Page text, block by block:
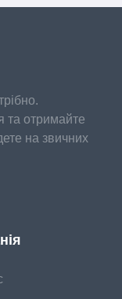
та отримайте
на звичних